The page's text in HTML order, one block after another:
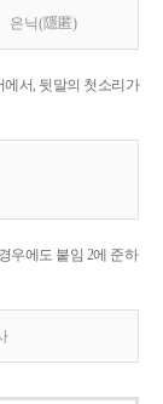
은닉(隱匿)
에서, 뒷말의 첫소리가
우에도 붙임 2에 준하